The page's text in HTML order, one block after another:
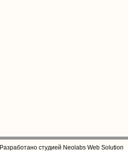
Разработано студией Neolabs Web Solution